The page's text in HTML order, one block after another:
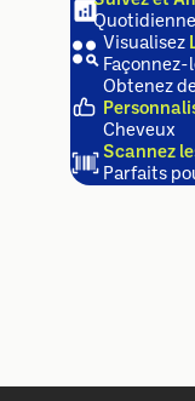
Visualisez
Façonnez-
Obtenez
Cheveux
Scannez
Parfaits